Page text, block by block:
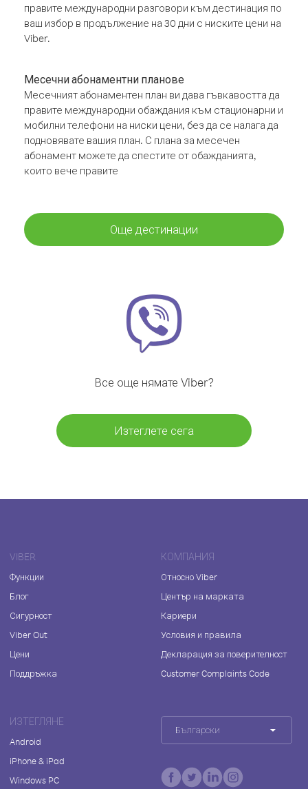
правите международни разговори към дестинация по
ваш избор в продължение на 30 дни с ниските цени на
Viber.
Месечни абонаментни планове
Месечният абонаментен план ви дава гъвкавостта да
правите международни обаждания към стационарни и
мобилни телефони на ниски цени, без да се налага да
подновявате вашия план. С плана за месечен
абонамент можете да спестите от обажданията,
които вече правите
Още дестинации
Все още нямате Viber?
Изтеглете сега
VIBER
Функции
Блог
Сигурност
Viber Out
Цени
Поддръжка
КОМПАНИЯ
Относно Viber
Център на марката
Кариери
Условия и правила
Декларация за поверителност
Customer Complaints Code
ИЗТЕГЛЯНЕ
Android
iPhone & iPad
Windows PC
Български